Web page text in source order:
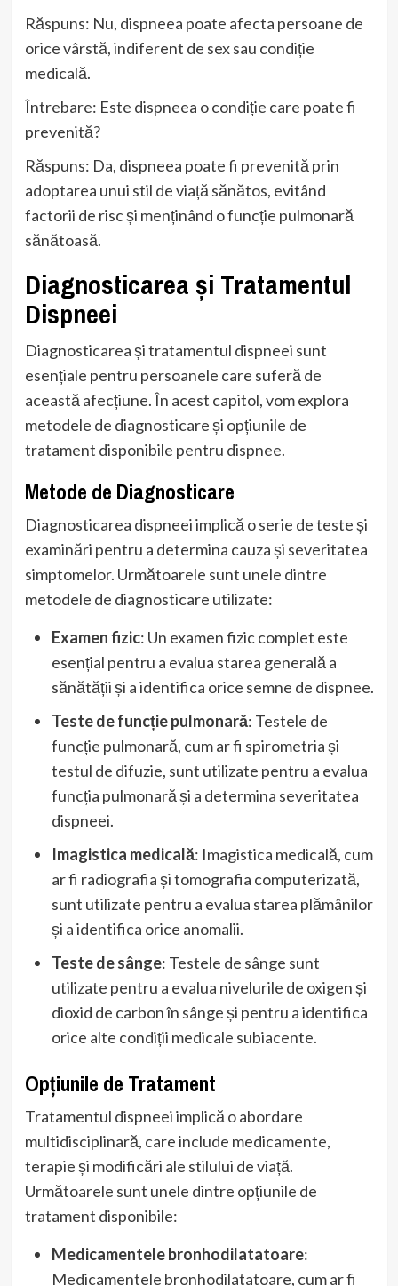
Răspuns: Nu, dispneea poate afecta persoane de
orice vârstă, indiferent de sex sau condiție
medicală.
Întrebare: Este dispneea o condiție care poate fi
prevenită?
Răspuns: Da, dispneea poate fi prevenită prin
adoptarea unui stil de viață sănătos, evitând
factorii de risc și menținând o funcție pulmonară
sănătoasă.
Diagnosticarea și Tratamentul
Dispneei
Diagnosticarea și tratamentul dispneei sunt
esențiale pentru persoanele care suferă de
această afecțiune. În acest capitol, vom explora
metodele de diagnosticare și opțiunile de
tratament disponibile pentru dispnee.
Metode de Diagnosticare
Diagnosticarea dispneei implică o serie de teste și
examinări pentru a determina cauza și severitatea
simptomelor. Următoarele sunt unele dintre
metodele de diagnosticare utilizate:
Examen fizic: Un examen fizic complet este
esențial pentru a evalua starea generală a
sănătății și a identifica orice semne de dispnee.
Teste de funcție pulmonară: Testele de
funcție pulmonară, cum ar fi spirometria și
testul de difuzie, sunt utilizate pentru a evalua
funcția pulmonară și a determina severitatea
dispneei.
Imagistica medicală: Imagistica medicală, cum
ar fi radiografia și tomografia computerizată,
sunt utilizate pentru a evalua starea plămânilor
și a identifica orice anomalii.
Teste de sânge: Testele de sânge sunt
utilizate pentru a evalua nivelurile de oxigen și
dioxid de carbon în sânge și pentru a identifica
orice alte condiții medicale subiacente.
Opțiunile de Tratament
Tratamentul dispneei implică o abordare
multidisciplinară, care include medicamente,
terapie și modificări ale stilului de viață.
Următoarele sunt unele dintre opțiunile de
tratament disponibile:
Medicamentele bronhodilatatoare:
Medicamentele bronhodilatatoare, cum ar fi